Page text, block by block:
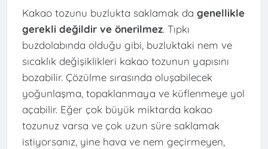
Kakao tozunu buzlukta saklamak da genellikle
gerekli değildir ve önerilmez. Tıpkı
buzdolabında olduğu gibi, buzluktaki nem ve
sıcaklık değişiklikleri kakao tozunun yapısını
bozabilir. Çözülme sırasında oluşabilecek
yoğunlaşma, topaklanmaya ve küflenmeye yol
açabilir. Eğer çok büyük miktarda kakao
tozunuz varsa ve çok uzun süre saklamak
istiyorsanız, yine hava ve nem geçirmeyen,